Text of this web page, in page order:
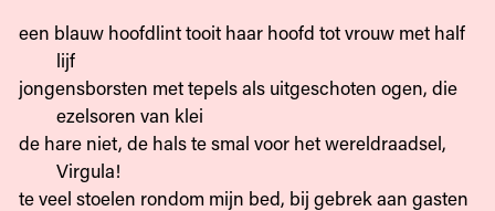
een blauw hoofdlint tooit haar hoofd tot vrouw met half
lijf
jongensborsten met tepels als uitgeschoten ogen, die
ezelsoren van klei
de hare niet, de hals te smal voor het wereldraadsel,
Virgula!
te veel stoelen rondom mijn bed, bij gebrek aan gasten